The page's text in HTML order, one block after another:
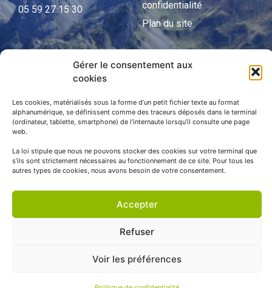
Gérer le consentement aux
cookies
Les cookies, matérialisés sous la forme d’un petit fichier texte au format
alphanumérique, se définissent comme des traceurs déposés dans le terminal
(ordinateur, tablette, smartphone) de l’internaute lorsqu’il consulte une page
web.
La loi stipule que nous ne pouvons stocker des cookies sur votre terminal que
s’ils sont strictement nécessaires au fonctionnement de ce site. Pour tous les
autres types de cookies, nous avons besoin de votre consentement.
Accepter
Refuser
Voir les préférences
05 59 27 15 30
confidentialité
Plan du site
Parc national des Pyrénées
© APNP Copyright Tous droits réservés © 1970 - 2023 | Une
réalisation Happiness -Agence de communication